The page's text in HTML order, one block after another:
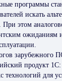
программы
искать
При этом
зарубежного
продукт
технологий для